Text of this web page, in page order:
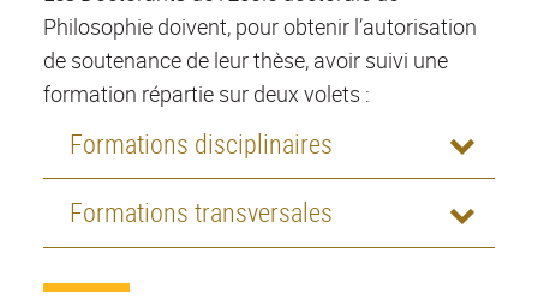
Philosophie doivent, pour obtenir l’autorisation
de soutenance de leur thèse, avoir suivi une
formation répartie sur deux volets :
Formations disciplinaires
Formations transversales